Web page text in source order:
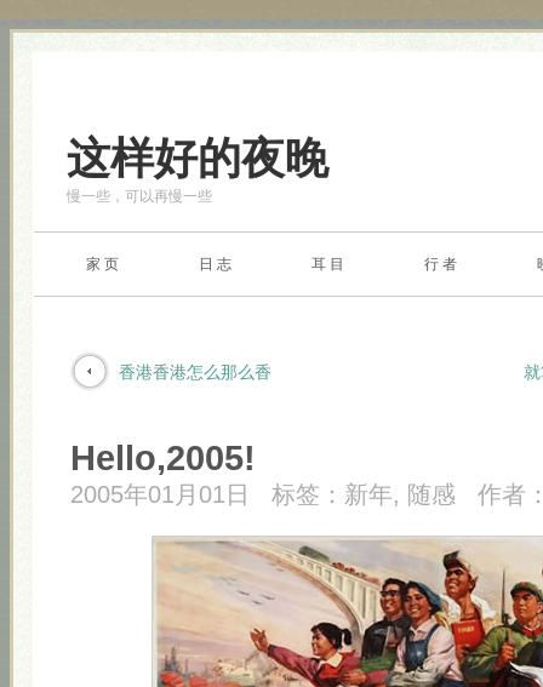
这样好的夜晚
慢一些，可以再慢一些
家 页 日 志 耳 目 行 者
香港香港怎么那么香
Hello,2005!
2005年01月01日 标签： 新年, 随感 作者